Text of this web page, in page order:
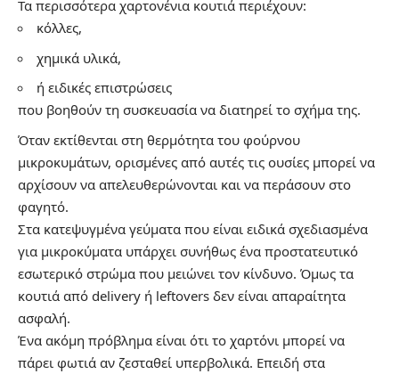
Τα περισσότερα χαρτονένια κουτιά περιέχουν:
κόλλες,
χημικά υλικά,
ή ειδικές επιστρώσεις
που βοηθούν τη συσκευασία να διατηρεί το σχήμα της.
Όταν εκτίθενται στη θερμότητα του φούρνου
μικροκυμάτων, ορισμένες από αυτές τις ουσίες μπορεί να
αρχίσουν να απελευθερώνονται και να περάσουν στο
φαγητό.
Στα κατεψυγμένα γεύματα που είναι ειδικά σχεδιασμένα
για μικροκύματα υπάρχει συνήθως ένα προστατευτικό
εσωτερικό στρώμα που μειώνει τον κίνδυνο. Όμως τα
κουτιά από delivery ή leftovers δεν είναι απαραίτητα
ασφαλή.
Ένα ακόμη πρόβλημα είναι ότι το χαρτόνι μπορεί να
πάρει φωτιά αν ζεσταθεί υπερβολικά. Επειδή στα